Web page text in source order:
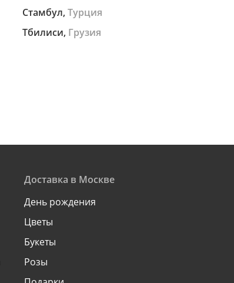
Стамбул, Турция
Тбилиси, Грузия
Доставка в Москве
День рождения
Цветы
Букеты
Розы